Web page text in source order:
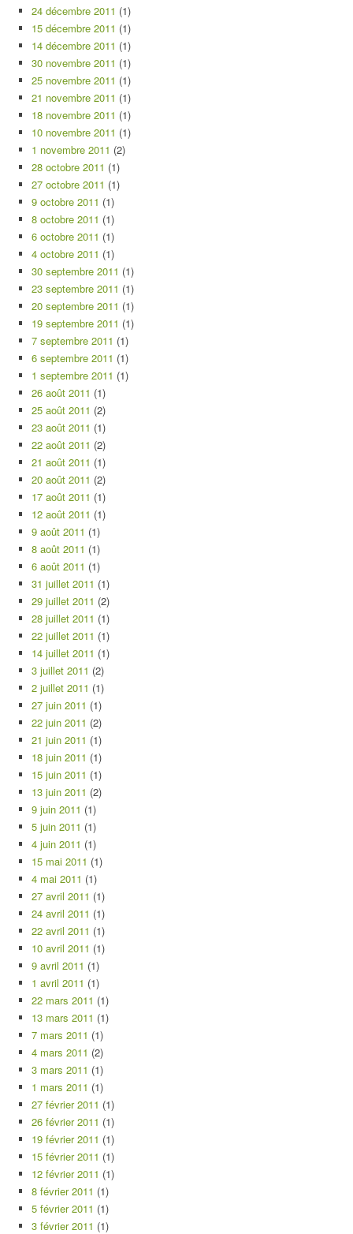
24 décembre 2011 (1)
15 décembre 2011 (1)
14 décembre 2011 (1)
30 novembre 2011 (1)
25 novembre 2011 (1)
21 novembre 2011 (1)
18 novembre 2011 (1)
10 novembre 2011 (1)
1 novembre 2011 (2)
28 octobre 2011 (1)
27 octobre 2011 (1)
9 octobre 2011 (1)
8 octobre 2011 (1)
6 octobre 2011 (1)
4 octobre 2011 (1)
30 septembre 2011 (1)
23 septembre 2011 (1)
20 septembre 2011 (1)
19 septembre 2011 (1)
7 septembre 2011 (1)
6 septembre 2011 (1)
1 septembre 2011 (1)
26 août 2011 (1)
25 août 2011 (2)
23 août 2011 (1)
22 août 2011 (2)
21 août 2011 (1)
20 août 2011 (2)
17 août 2011 (1)
12 août 2011 (1)
9 août 2011 (1)
8 août 2011 (1)
6 août 2011 (1)
31 juillet 2011 (1)
29 juillet 2011 (2)
28 juillet 2011 (1)
22 juillet 2011 (1)
14 juillet 2011 (1)
3 juillet 2011 (2)
2 juillet 2011 (1)
27 juin 2011 (1)
22 juin 2011 (2)
21 juin 2011 (1)
18 juin 2011 (1)
15 juin 2011 (1)
13 juin 2011 (2)
9 juin 2011 (1)
5 juin 2011 (1)
4 juin 2011 (1)
15 mai 2011 (1)
4 mai 2011 (1)
27 avril 2011 (1)
24 avril 2011 (1)
22 avril 2011 (1)
10 avril 2011 (1)
9 avril 2011 (1)
1 avril 2011 (1)
22 mars 2011 (1)
13 mars 2011 (1)
7 mars 2011 (1)
4 mars 2011 (2)
3 mars 2011 (1)
1 mars 2011 (1)
27 février 2011 (1)
26 février 2011 (1)
19 février 2011 (1)
15 février 2011 (1)
12 février 2011 (1)
8 février 2011 (1)
5 février 2011 (1)
3 février 2011 (1)